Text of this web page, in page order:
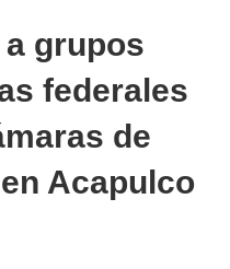
grupos
federales
de
Acapulco